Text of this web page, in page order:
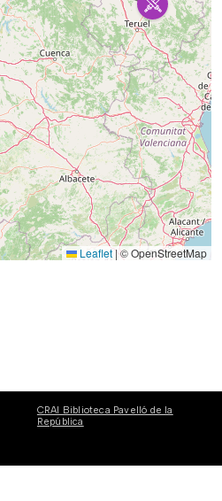
Leaflet|© OpenStreetMap
CRAI Biblioteca Pavelló de la
República